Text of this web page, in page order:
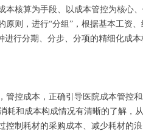
核算为手段、以成本管控为核心、
则，进行“分组”，根据基本工资
行分期、分步、分项的精细化成
控成本，正确引导医院成本管控和
耗和成本构成情况有清晰的了解，
控制耗材的采购成本、减少耗材的